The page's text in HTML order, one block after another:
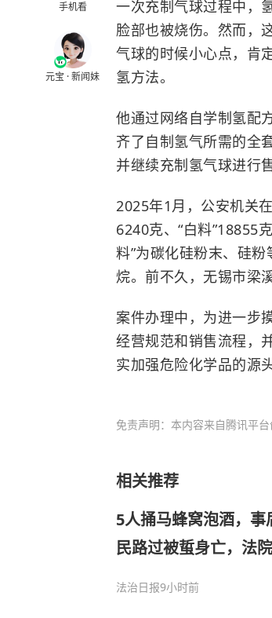
手机看
元宝 · 新闻妹
一次充制气球过程中，
脸部也被烧伤。然而，
气球的时候小心点，肯
氢方法。
他通过网络自学制氢配
齐了自制氢气所需的全
并继续充制氢气球进行
2025年1月，公安机关
6240克、“白料”18855
料”为碳化硅粉末、硅
烷。前不久，无锡市梁
案件办理中，为进一步
经营规范和销售流程，
实加强危险化学品的源
免责声明：本内容来自腾讯平
相关推荐
5人捅马蜂窝泡酒，
民路过被蜇身亡，法
法治日报9小时前